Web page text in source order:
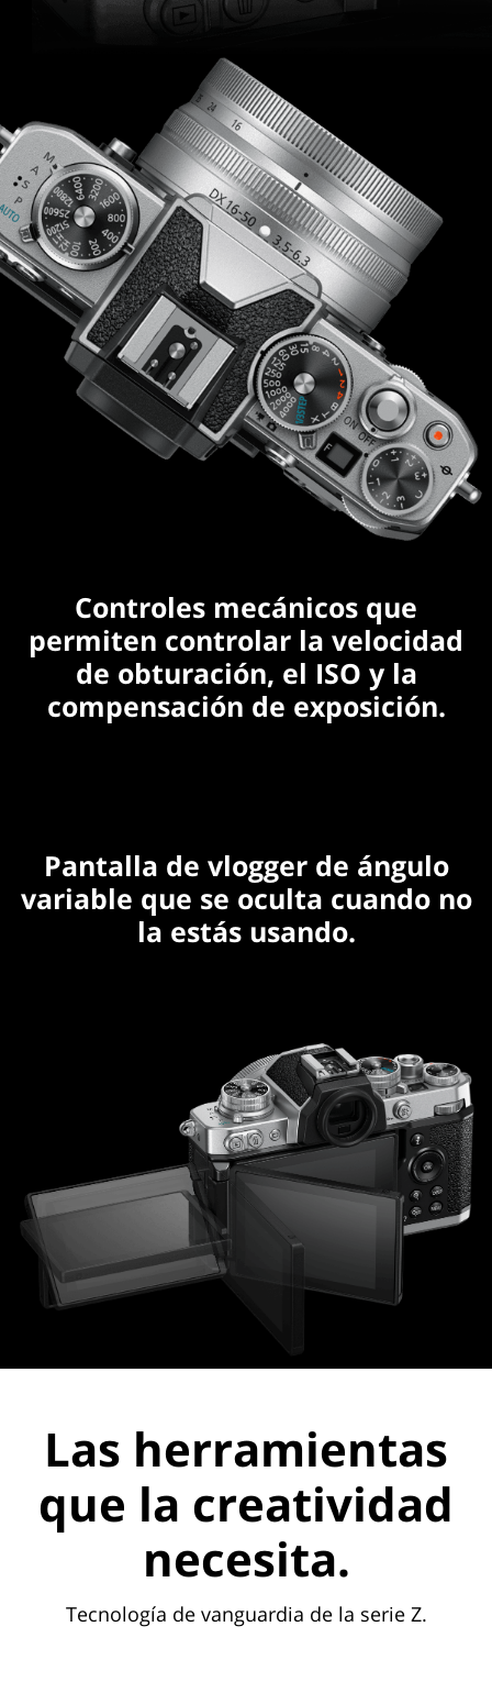
Controles mecánicos que
permiten controlar la velocidad
de obturación, el ISO y la
compensación de exposición.
Pantalla de vlogger de ángulo
variable que se oculta cuando no
la estás usando.
Las herramientas
que la creatividad
necesita.
Tecnología de vanguardia de la serie Z.